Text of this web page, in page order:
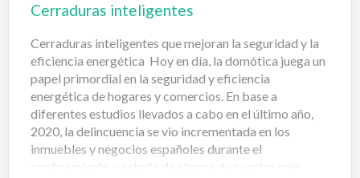
Cerraduras inteligentes
Cerraduras inteligentes que mejoran la seguridad y la
eficiencia energética Hoy en día, la domótica juega un
papel primordial en la seguridad y eficiencia
energética de hogares y comercios. En base a
diferentes estudios llevados a cabo en el último año,
2020, la delincuencia se vio incrementada en los
inmuebles y negocios españoles durante el
confinamiento y estado de alarma de nuestro país.